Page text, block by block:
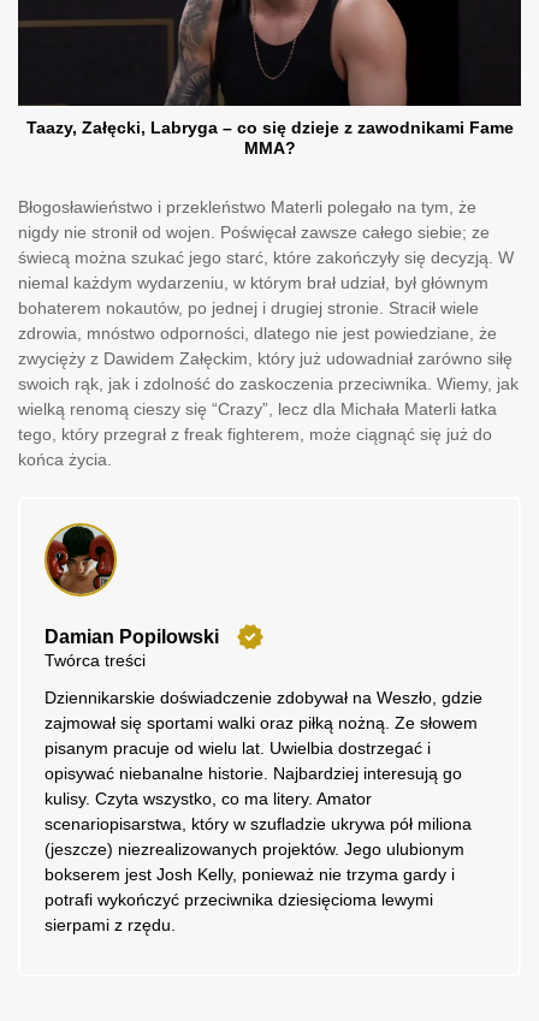
Taazy, Załęcki, Labryga – co się dzieje z zawodnikami Fame
MMA?
Błogosławieństwo i przekleństwo Materli polegało na tym, że
nigdy nie stronił od wojen. Poświęcał zawsze całego siebie; ze
świecą można szukać jego starć, które zakończyły się decyzją. W
niemal każdym wydarzeniu, w którym brał udział, był głównym
bohaterem nokautów, po jednej i drugiej stronie. Stracił wiele
zdrowia, mnóstwo odporności, dlatego nie jest powiedziane, że
zwycięży z Dawidem Załęckim, który już udowadniał zarówno siłę
swoich rąk, jak i zdolność do zaskoczenia przeciwnika. Wiemy, jak
wielką renomą cieszy się “Crazy”, lecz dla Michała Materli łatka
tego, który przegrał z freak fighterem, może ciągnąć się już do
końca życia.
Damian Popilowski
Twórca treści
Dziennikarskie doświadczenie zdobywał na Weszło, gdzie
zajmował się sportami walki oraz piłką nożną. Ze słowem
pisanym pracuje od wielu lat. Uwielbia dostrzegać i
opisywać niebanalne historie. Najbardziej interesują go
kulisy. Czyta wszystko, co ma litery. Amator
scenariopisarstwa, który w szufladzie ukrywa pół miliona
(jeszcze) niezrealizowanych projektów. Jego ulubionym
bokserem jest Josh Kelly, ponieważ nie trzyma gardy i
potrafi wykończyć przeciwnika dziesięcioma lewymi
sierpami z rzędu.